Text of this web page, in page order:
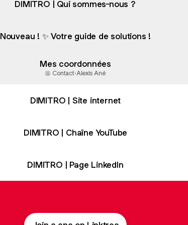
DIMITRO | Qui sommes-nous ?
Nouveau ! ✨ Votre guide de solutions !
Mes coordonnées
Contact·Alexis Ané
DIMITRO | Site internet
DIMITRO | Chaîne YouTube
DIMITRO | Page LinkedIn